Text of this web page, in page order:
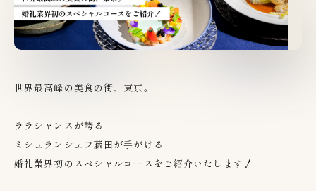
世界最高峰の美食の街、東京。
ララシャンスが誇る
ミシュランシェフ藤田が手がける
婚礼業界初のスペシャルコースをご紹介いたします！